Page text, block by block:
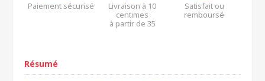
Paiement sécurisé
Livraison à 10
centimes
à partir de 35
Satisfait ou
remboursé
Résumé